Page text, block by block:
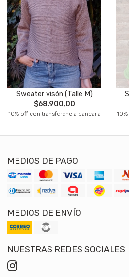
Sweater visón (Talle M)
$68.900,00
10% off con transferencia bancaria
MEDIOS DE PAGO
MEDIOS DE ENVÍO
NUESTRAS REDES SOCIALES